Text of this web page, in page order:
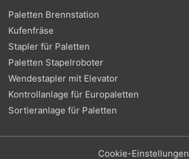
Paletten Brennstation
Kufenfräse
Stapler für Paletten
Paletten Stapelroboter
Wendestapler mit Elevator
Kontrollanlage für Europaletten
Sortieranlage für Paletten
Cookie-Einstellungen